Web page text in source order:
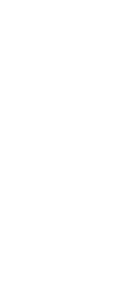
ريفيتول فيمي وايت كريم